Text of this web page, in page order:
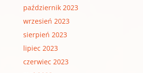
październik 2023
wrzesień 2023
sierpień 2023
lipiec 2023
czerwiec 2023